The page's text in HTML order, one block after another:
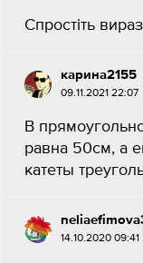
Спростіть
карина2155
09.11.2021 22:07
В
равна 50см, а
катеты
14.10.2020 09:41